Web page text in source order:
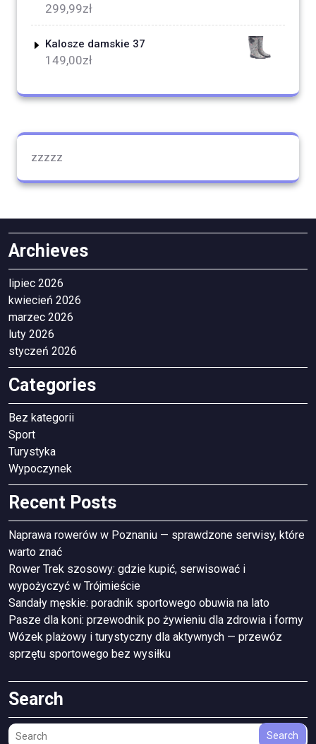
299,99zł
Kalosze damskie 37
149,00zł
zzzzz
Archieves
lipiec 2026
kwiecień 2026
marzec 2026
luty 2026
styczeń 2026
Categories
Bez kategorii
Sport
Turystyka
Wypoczynek
Recent Posts
Naprawa rowerów w Poznaniu — sprawdzone serwisy, które
warto znać
Rower Trek szosowy: gdzie kupić, serwisować i
wypożyczyć w Trójmieście
Sandały męskie: poradnik sportowego obuwia na lato
Pasze dla koni: przewodnik po żywieniu dla zdrowia i formy
Wózek plażowy i turystyczny dla aktywnych — przewóz
sprzętu sportowego bez wysiłku
Search
Search